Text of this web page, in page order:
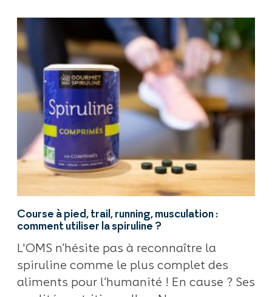
Course à pied, trail, running, musculation :
comment utiliser la spiruline ?
L'OMS n’hésite pas à reconnaître la
spiruline comme le plus complet des
aliments pour l’humanité ! En cause ? Ses